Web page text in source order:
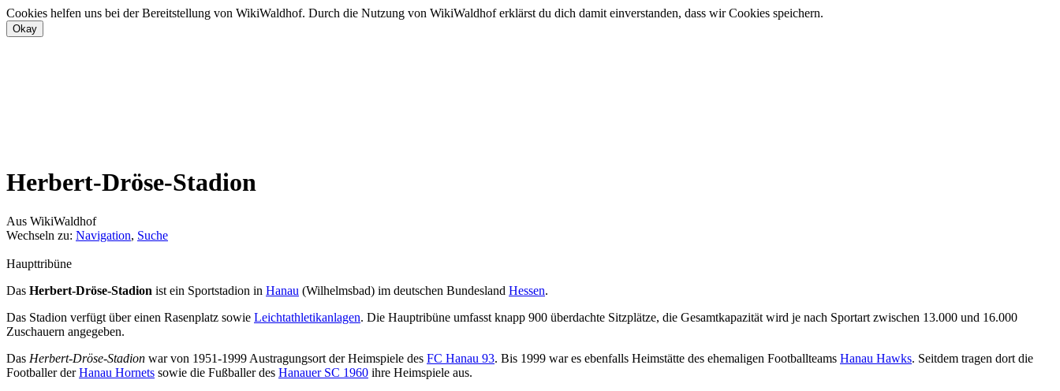
Cookies helfen uns bei der Bereitstellung von WikiWaldhof. Durch die Nutzung von WikiWaldhof erklärst du dich damit einverstanden, dass wir Cookies speichern.
Herbert-Dröse-Stadion
Aus WikiWaldhof
Wechseln zu: Navigation, Suche
Haupttribüne
Das Herbert-Dröse-Stadion ist ein Sportstadion in Hanau (Wilhelmsbad) im deutschen Bundesland Hessen.
Das Stadion verfügt über einen Rasenplatz sowie Leichtathletikanlagen. Die Hauptribüne umfasst knapp 900 überdachte Sitzplätze, die Gesamtkapazität wird je nach Sportart zwischen 13.000 und 16.000
Zuschauern angegeben.
Das Herbert-Dröse-Stadion war von 1951-1999 Austragungsort der Heimspiele des FC Hanau 93. Bis 1999 war es ebenfalls Heimstätte des ehemaligen Footballteams Hanau Hawks. Seitdem tragen dort die
Footballer derHanau Hornets sowie die Fußballer des Hanauer SC 1960 ihre Heimspiele aus.